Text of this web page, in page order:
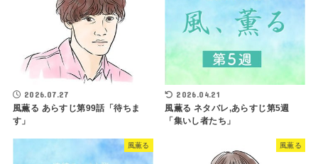
2026.07.27
風薫る あらすじ第99話「待ちま
す」
2026.04.21
風薫る ネタバレ,あらすじ第5週
「集いし者たち」
風薫る 風薫る